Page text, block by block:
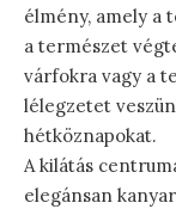
élmény, amely a
a természet
várfokra vagy a
lélegzetet
hétköznapokat.
A kilátás
elegánsan